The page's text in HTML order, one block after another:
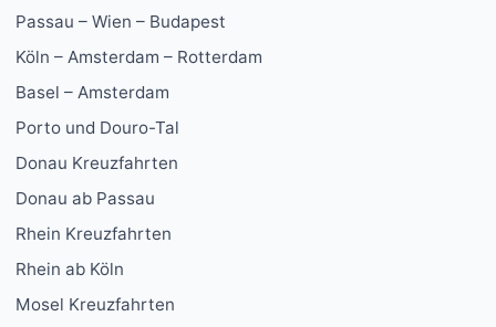
Passau – Wien – Budapest
Köln – Amsterdam – Rotterdam
Basel – Amsterdam
Porto und Douro-Tal
Donau Kreuzfahrten
Donau ab Passau
Rhein Kreuzfahrten
Rhein ab Köln
Mosel Kreuzfahrten